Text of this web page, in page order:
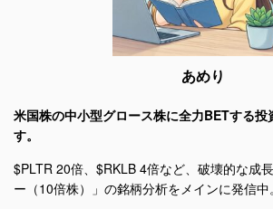
あめり
米国株の中小型グロース株に全力BETする投
す。
$PLTR 20倍、$RKLB 4倍など、破壊的な成
ー（10倍株）」の銘柄分析をメインに発信中。